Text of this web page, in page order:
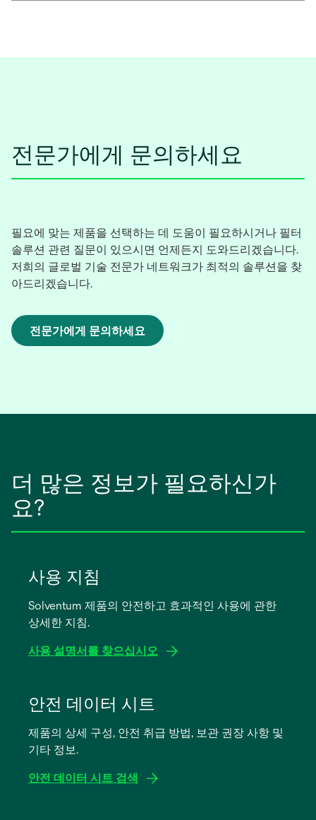
전문가에게 문의하세요
필요에 맞는 제품을 선택하는 데 도움이 필요하시거나 필터
솔루션 관련 질문이 있으시면 언제든지 도와드리겠습니다.
저희의 글로벌 기술 전문가 네트워크가 최적의 솔루션을 찾
아드리겠습니다.
전문가에게 문의하세요
새
더 많은 정보가 필요하신가
요?
사용 지침
Solventum 제품의 안전하고 효과적인 사용에 관한
상세한 지침.
사용 설명서를 찾으십시오
안전 데이터 시트
제품의 상세 구성, 안전 취급 방법, 보관 권장 사항 및
기타 정보.
안전 데이터 시트 검색